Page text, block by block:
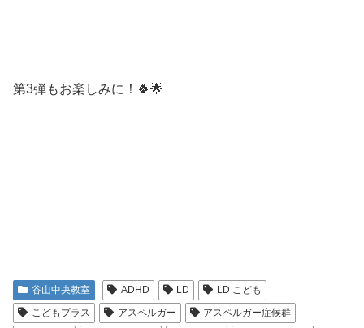
第3弾もお楽しみに！🍀🌟
谷山中央教室 ADHD LD
LD こども
こどもプラス
アスペルガー アスペルガー症候群